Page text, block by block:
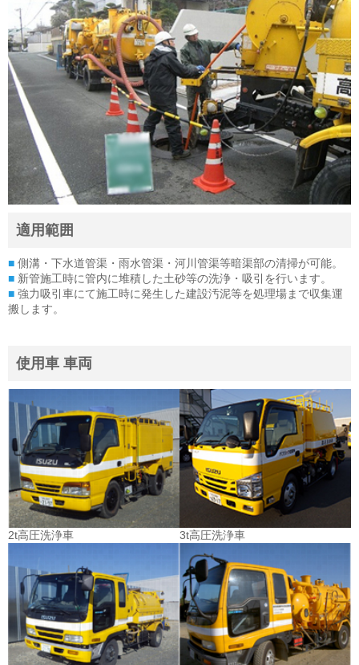
適用範囲
■ 側溝・下水道管渠・雨水管渠・河川管渠等暗渠部の清掃が可能。
■ 新管施工時に管内に堆積した土砂等の洗浄・吸引を行います。
■ 強力吸引車にて施工時に発生した建設汚泥等を処理場まで収集運
搬します。
使用車 車両
2t高圧洗浄車 3t高圧洗浄車